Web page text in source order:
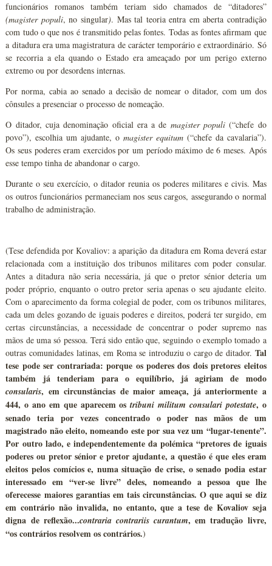
funcionários romanos também teriam sido chamados de “ditadores”
(magister populi, no singular). Mas tal teoria entra em aberta contradição
com tudo o que nos é transmitido pelas fontes. Todas as fontes afirmam que
a ditadura era uma magistratura de carácter temporário e extraordinário. Só
se recorria a ela quando o Estado era ameaçado por um perigo externo
extremo ou por desordens internas.
Por norma, cabia ao senado a decisão de nomear o ditador, com um dos
cônsules a presenciar o processo de nomeação.
O ditador, cuja denominação oficial era a de magister populi(“chefe do
povo”), escolhia um ajudante, o magister equitum(“chefe da cavalaria”).
Os seus poderes eram exercidos por um período máximo de 6 meses. Após
esse tempo tinha de abandonar o cargo.
Durante o seu exercício, o ditador reunia os poderes militares e civis. Mas
os outros funcionários permaneciam nos seus cargos, assegurando o normal
trabalho de administração.
(Tese defendida por Kovaliov: a aparição da ditadura em Roma deverá estar
relacionada com a instituição dos tribunos militares com poder consular.
Antes a ditadura não seria necessária, já que o pretor sénior deteria um
poder próprio, enquanto o outro pretor seria apenas o seu ajudante eleito.
Com o aparecimento da forma colegial de poder, com os tribunos militares,
cada um deles gozando de iguais poderes e direitos, poderá ter surgido, em
certas circunstâncias, a necessidade de concentrar o poder supremo nas
mãos de uma só pessoa. Terá sido então que, seguindo o exemplo tomado a
outras comunidades latinas, em Roma se introduziu o cargo de ditador. Tal
tese pode ser contrariada: porque os poderes dos dois pretores eleitos
também já tenderiam para o equilíbrio, já agiriam de modo
consularis, em circunstâncias de maior ameaça, já anteriormente a
444, o ano em que aparecem ostribuni militum consulari potestate, o
senado teria por vezes concentrado o poder nas mãos de um
magistrado não eleito, nomeando este por sua vez um “lugar-tenente”.
Por outro lado, e independentemente da polémica “pretores de iguais
poderes ou pretor sénior e pretor ajudante, a questão é que eles eram
eleitos pelos comícios e, numa situação de crise, o senado podia estar
interessado em “ver-se livre” deles, nomeando a pessoa que lhe
oferecesse maiores garantias em tais circunstâncias. O que aqui se diz
em contrário não invalida, no entanto, que a tese de Kovaliov seja
digna de reflexão...contraria contrariis curantum, em tradução livre,
“os contrários resolvem os contrários.)